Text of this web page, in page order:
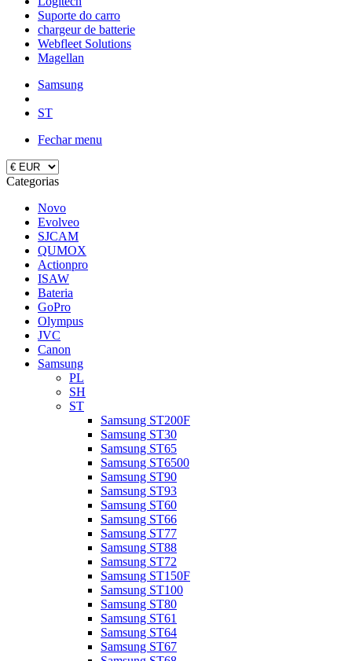
Suporte do carro
chargeur de batterie
Webfleet Solutions
Magellan
Samsung
ST
Fechar menu
Categorias
Novo
Evolveo
SJCAM
QUMOX
Actionpro
ISAW
Bateria
GoPro
Olympus
JVC
Canon
Samsung
PL
SH
ST
Samsung ST200F
Samsung ST30
Samsung ST65
Samsung ST6500
Samsung ST90
Samsung ST93
Samsung ST60
Samsung ST66
Samsung ST77
Samsung ST88
Samsung ST72
Samsung ST150F
Samsung ST100
Samsung ST80
Samsung ST61
Samsung ST64
Samsung ST67